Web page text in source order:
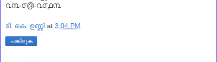
൨൩-൦൫-൨൦൧൩
ടി. കെ. ഉണ്ണി at 3:04 PM
പങ്കിടുക